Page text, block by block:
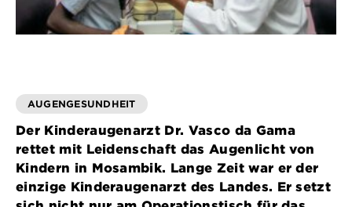
AUGENGESUNDHEIT
Der Kinderaugenarzt Dr. Vasco da Gama
rettet mit Leidenschaft das Augenlicht von
Kindern in Mosambik. Lange Zeit war er der
einzige Kinderaugenarzt des Landes. Er setzt